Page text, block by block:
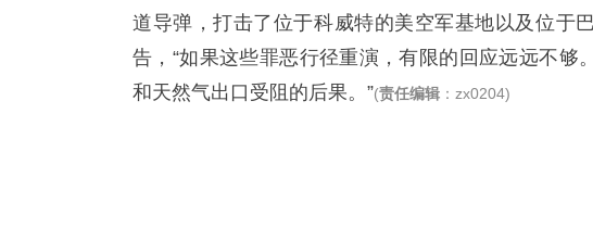
道导弹，打击了位于科威特的美空军基地以及位于
告，“如果这些罪恶行径重演，有限的回应远远不够
和天然气出口受阻的后果。”(责任编辑 ：zx0204)